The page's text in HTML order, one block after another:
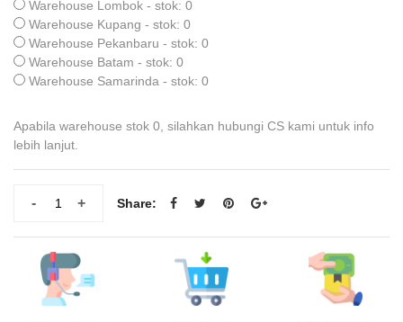
Warehouse Lombok - stok: 0
Warehouse Kupang - stok: 0
Warehouse Pekanbaru - stok: 0
Warehouse Batam - stok: 0
Warehouse Samarinda - stok: 0
Apabila warehouse stok 0, silahkan hubungi CS kami untuk info
lebih lanjut.
+
- Share: